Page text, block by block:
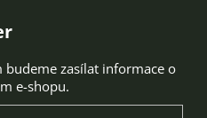
budeme zasílat informace o
e-shopu.